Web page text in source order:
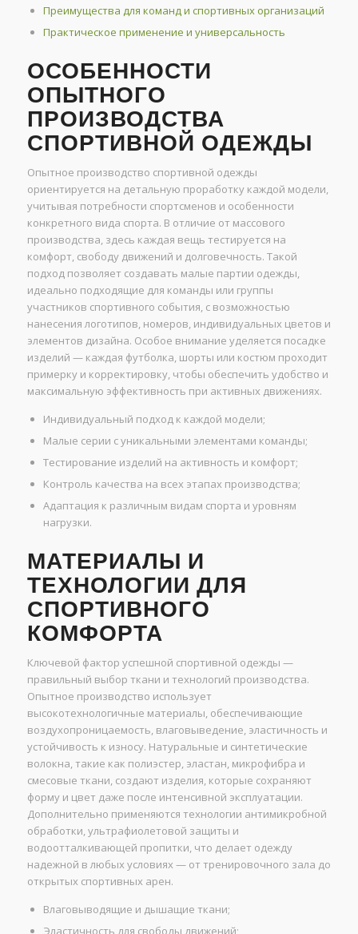
Преимущества для команд и спортивных организаций
Практическое применение и универсальность
ОСОБЕННОСТИ
ОПЫТНОГО
ПРОИЗВОДСТВА
СПОРТИВНОЙ ОДЕЖДЫ
Опытное производство спортивной одежды
ориентируется на детальную проработку каждой модели,
учитывая потребности спортсменов и особенности
конкретного вида спорта. В отличие от массового
производства, здесь каждая вещь тестируется на
комфорт, свободу движений и долговечность. Такой
подход позволяет создавать малые партии одежды,
идеально подходящие для команды или группы
участников спортивного события, с возможностью
нанесения логотипов, номеров, индивидуальных цветов и
элементов дизайна. Особое внимание уделяется посадке
изделий — каждая футболка, шорты или костюм проходит
примерку и корректировку, чтобы обеспечить удобство и
максимальную эффективность при активных движениях.
Индивидуальный подход к каждой модели;
Малые серии с уникальными элементами команды;
Тестирование изделий на активность и комфорт;
Контроль качества на всех этапах производства;
Адаптация к различным видам спорта и уровням
нагрузки.
МАТЕРИАЛЫ И
ТЕХНОЛОГИИ ДЛЯ
СПОРТИВНОГО
КОМФОРТА
Ключевой фактор успешной спортивной одежды —
правильный выбор ткани и технологий производства.
Опытное производство использует
высокотехнологичные материалы, обеспечивающие
воздухопроницаемость, влаговыведение, эластичность и
устойчивость к износу. Натуральные и синтетические
волокна, такие как полиэстер, эластан, микрофибра и
смесовые ткани, создают изделия, которые сохраняют
форму и цвет даже после интенсивной эксплуатации.
Дополнительно применяются технологии антимикробной
обработки, ультрафиолетовой защиты и
водоотталкивающей пропитки, что делает одежду
надежной в любых условиях — от тренировочного зала до
открытых спортивных арен.
Влаговыводящие и дышащие ткани;
Эластичность для свободы движений;